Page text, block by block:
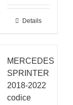
Details
MERCEDES
SPRINTER
2018-2022
codice